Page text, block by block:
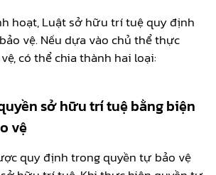
hoạt, Luật sở hữu trí tuệ quy định
vệ. Nếu dựa vào chủ thể thực
có thể chia thành hai loại:
sở hữu trí tuệ bằng biện
vệ
quy định trong quyền tự bảo vệ